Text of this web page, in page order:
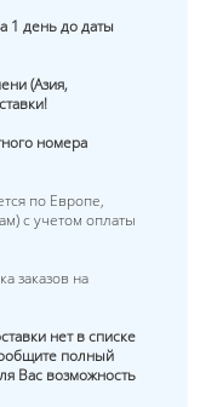
1 день до даты
(Азия,
номера
по Европе,
с учетом оплаты
заказов на
нет в списке
полный
Вас возможность